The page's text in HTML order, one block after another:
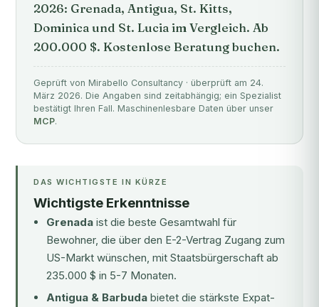
2026: Grenada, Antigua, St. Kitts,
Dominica und St. Lucia im Vergleich. Ab
200.000 $. Kostenlose Beratung buchen.
Geprüft von Mirabello Consultancy · überprüft am 24.
März 2026. Die Angaben sind zeitabhängig; ein Spezialist
bestätigt Ihren Fall. Maschinenlesbare Daten über unser
MCP.
DAS WICHTIGSTE IN KÜRZE
Wichtigste Erkenntnisse
Grenada ist die beste Gesamtwahl für
Bewohner, die über den E-2-Vertrag Zugang zum
US-Markt wünschen, mit Staatsbürgerschaft ab
235.000 $ in 5-7 Monaten.
Antigua & Barbuda bietet die stärkste Expat-